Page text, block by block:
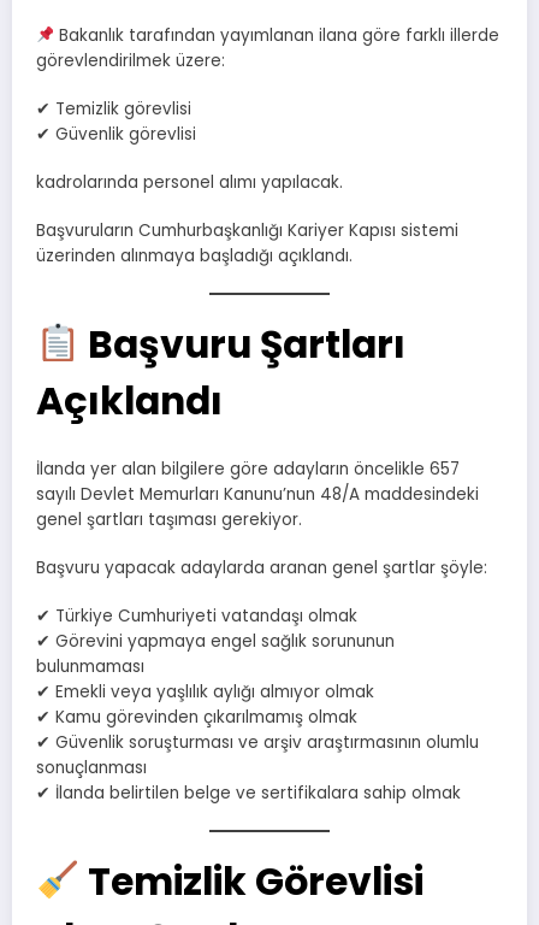
Bakanlık tarafından yayımlanan ilana göre farklı illerde
görevlendirilmek üzere:
✔ Temizlik görevlisi
✔ Güvenlik görevlisi
kadrolarında personel alımı yapılacak.
Başvuruların Cumhurbaşkanlığı Kariyer Kapısı sistemi
üzerinden alınmaya başladığı açıklandı.
Başvuru Şartları
Açıklandı
İlanda yer alan bilgilere göre adayların öncelikle 657
sayılı Devlet Memurları Kanunu’nun 48/A maddesindeki
genel şartları taşıması gerekiyor.
Başvuru yapacak adaylarda aranan genel şartlar şöyle:
✔ Türkiye Cumhuriyeti vatandaşı olmak
✔ Görevini yapmaya engel sağlık sorununun
bulunmaması
✔ Emekli veya yaşlılık aylığı almıyor olmak
✔ Kamu görevinden çıkarılmamış olmak
✔ Güvenlik soruşturması ve arşiv araştırmasının olumlu
sonuçlanması
✔ İlanda belirtilen belge ve sertifikalara sahip olmak
Temizlik Görevlisi